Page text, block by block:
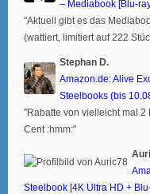
– Mediabook [Blu-
"Aktuell gibt es das
(wattiert, limitiert auf 222
Stephan D.
Amazon.de: Alive
Steelbooks (bis
"Rabatte von vielleicht mal
Cent :hmm:"
Steelbook [4K Ultra HD +